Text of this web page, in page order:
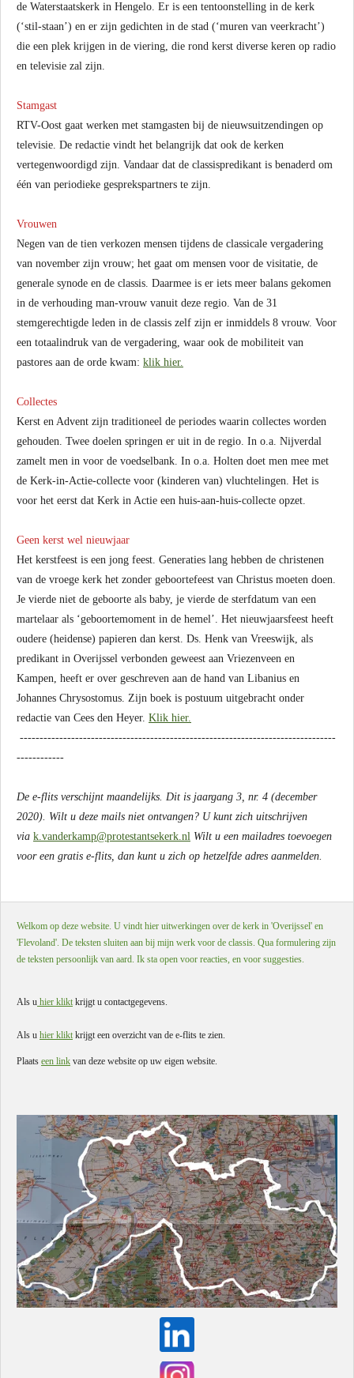
de Waterstaatskerk in Hengelo. Er is een tentoonstelling in de kerk
(‘stil-staan’) en er zijn gedichten in de stad (‘muren van veerkracht’)
die een plek krijgen in de viering, die rond kerst diverse keren op radio
en televisie zal zijn.
Stamgast
RTV-Oost gaat werken met stamgasten bij de nieuwsuitzendingen op
televisie. De redactie vindt het belangrijk dat ook de kerken
vertegenwoordigd zijn. Vandaar dat de classispredikant is benaderd om
één van periodieke gesprekspartners te zijn.
Vrouwen
Negen van de tien verkozen mensen tijdens de classicale vergadering
van november zijn vrouw; het gaat om mensen voor de visitatie, de
generale synode en de classis. Daarmee is er iets meer balans gekomen
in de verhouding man-vrouw vanuit deze regio. Van de 31
stemgerechtigde leden in de classis zelf zijn er inmiddels 8 vrouw. Voor
een totaalindruk van de vergadering, waar ook de mobiliteit van
pastores aan de orde kwam: klik hier.
Collectes
Kerst en Advent zijn traditioneel de periodes waarin collectes worden
gehouden. Twee doelen springen er uit in de regio. In o.a. Nijverdal
zamelt men in voor de voedselbank. In o.a. Holten doet men mee met
de Kerk-in-Actie-collecte voor (kinderen van) vluchtelingen. Het is
voor het eerst dat Kerk in Actie een huis-aan-huis-collecte opzet.
Geen kerst wel nieuwjaar
Het kerstfeest is een jong feest. Generaties lang hebben de christenen
van de vroege kerk het zonder geboortefeest van Christus moeten doen.
Je vierde niet de geboorte als baby, je vierde de sterfdatum van een
martelaar als ‘geboortemoment in de hemel’. Het nieuwjaarsfeest heeft
oudere (heidense) papieren dan kerst. Ds. Henk van Vreeswijk, als
predikant in Overijssel verbonden geweest aan Vriezenveen en
Kampen, heeft er over geschreven aan de hand van Libanius en
Johannes Chrysostomus. Zijn boek is postuum uitgebracht onder
redactie van Cees den Heyer. Klik hier.
--------------------------------------------------------------------------------
------------
De e-flits verschijnt maandelijks. Dit is jaargang 3, nr. 4 (december
2020). Wilt u deze mails niet ontvangen? U kunt zich uitschrijven
via k.vanderkamp@protestantsekerk.nl Wilt u een mailadres toevoegen
voor een gratis e-flits, dan kunt u zich op hetzelfde adres aanmelden.
Welkom op deze website. U vindt hier uitwerkingen over de kerk in 'Overijssel' en
'Flevoland'. De teksten sluiten aan bij mijn werk voor de classis. Qua formulering zijn
de teksten persoonlijk van aard. Ik sta open voor reacties, en voor suggesties.
Als u hier klikt krijgt u contactgegevens.
Als u hier klikt krijgt een overzicht van de e-flits te zien.
Plaats een link van deze website op uw eigen website.